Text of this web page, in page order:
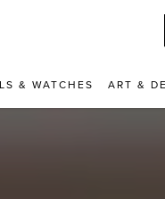
& WATCHES ART &